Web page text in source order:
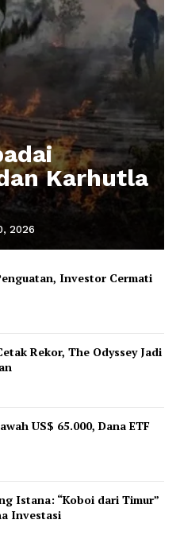
Karhutla
2026
Investor Cermati
Rekor, The Odyssey Jadi
US$ 65.000, Dana ETF
Istana: “Koboi dari Timur”
Investasi